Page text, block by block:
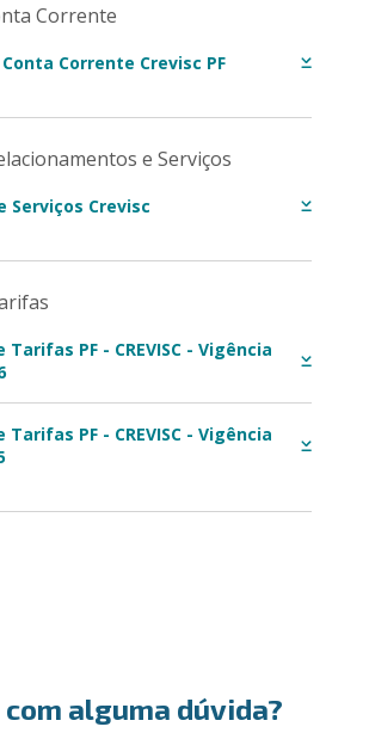
Corrente
Corrente Crevisc PF
e Serviços
Serviços Crevisc
Tarifas PF - CREVISC - Vigência
Tarifas PF - CREVISC - Vigência
alguma dúvida?